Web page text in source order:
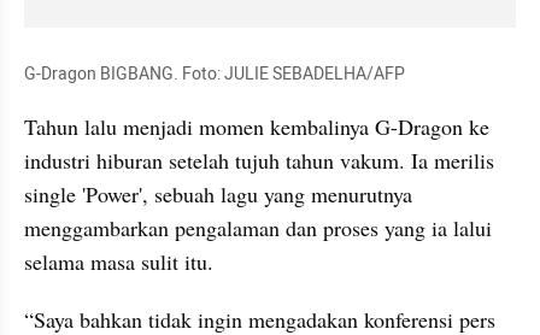
G-Dragon BIGBANG. Foto: JULIE SEBADELHA/AFP
Tahun lalu menjadi momen kembalinya G-Dragon ke
industri hiburan setelah tujuh tahun vakum. Ia merilis
single 'Power', sebuah lagu yang menurutnya
menggambarkan pengalaman dan proses yang ia lalui
selama masa sulit itu.
“Saya bahkan tidak ingin mengadakan konferensi pers